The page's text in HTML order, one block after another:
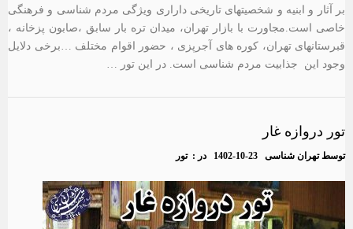
بر آثار و ابنیه و شخصیتهای تاریخی داراری ویژگی مردم شناسی و فرهنگی
خاصی است.مجاورت با بازار تهران، میدان تره بار سابق ،صابون پزخانه ،
قبرستانهای تهران، کوره های آجرپزی ، حضور اقوام مختلف …برخی دلایل
وجود این جذابیت مردم شناسی است. در این تور …
تور دروازه غار
توسطتهران شناسی 1402-10-23 در :تور